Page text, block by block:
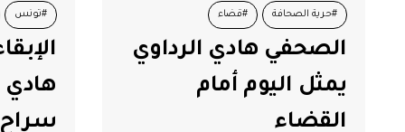
#حرية الصحافة #قضاء
#هادي الرداوي
الصحفي هادي الرداوي
يمثل اليوم أمام
القضاء
#تونس
هادي
سراح